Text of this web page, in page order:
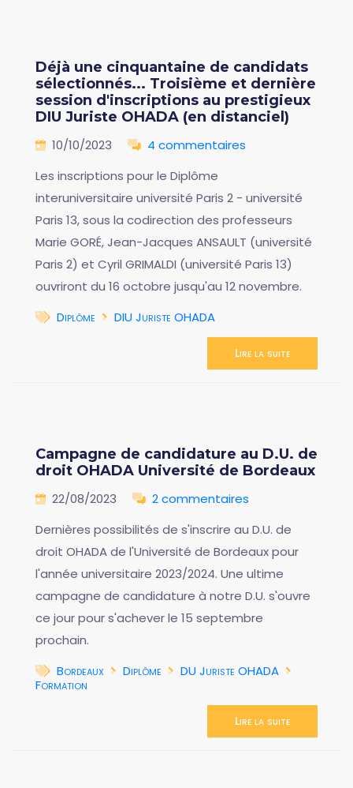
Déjà une cinquantaine de candidats
sélectionnés... Troisième et dernière
session d'inscriptions au prestigieux
DIU Juriste OHADA (en distanciel)
10/10/2023
4 commentaires
Les inscriptions pour le Diplôme
interuniversitaire université Paris 2 - université
Paris 13, sous la codirection des professeurs
Marie GORÉ, Jean-Jacques ANSAULT (université
Paris 2) et Cyril GRIMALDI (université Paris 13)
ouvriront du 16 octobre jusqu'au 12 novembre.
Diplôme
DIU Juriste OHADA
Lire la suite
Campagne de candidature au D.U. de
droit OHADA Université de Bordeaux
22/08/2023
2 commentaires
Dernières possibilités de s'inscrire au D.U. de
droit OHADA de l'Université de Bordeaux pour
l'année universitaire 2023/2024. Une ultime
campagne de candidature à notre D.U. s'ouvre
ce jour pour s'achever le 15 septembre
prochain.
Bordeaux
Diplôme
DU Juriste OHADA
Formation
Lire la suite